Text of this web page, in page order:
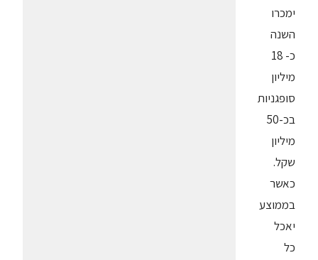
ימכרו
השנה
כ- 18
מיליון
סופגניות
בכ-50
מיליון
שקל.
כאשר
בממוצע
יאכל
כל